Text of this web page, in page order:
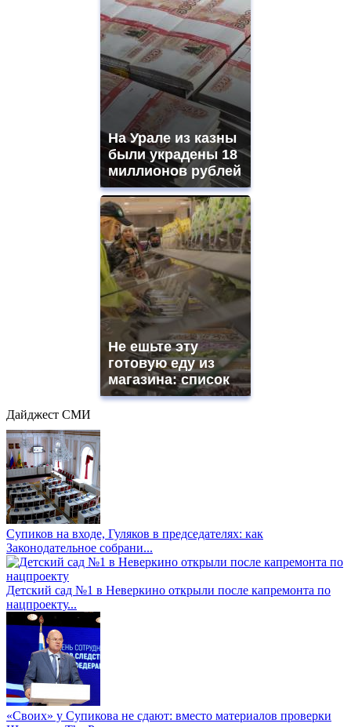
На Урале из казны
были украдены 18
миллионов рублей
Не ешьте эту
готовую еду из
магазина: список
Дайджест СМИ
Супиков на входе, Гуляков в председателях: как
Законодательное собрани...
Детский сад №1 в Неверкино открыли после капремонта по
нацпроекту...
«Своих» у Супикова не сдают: вместо материалов проверки